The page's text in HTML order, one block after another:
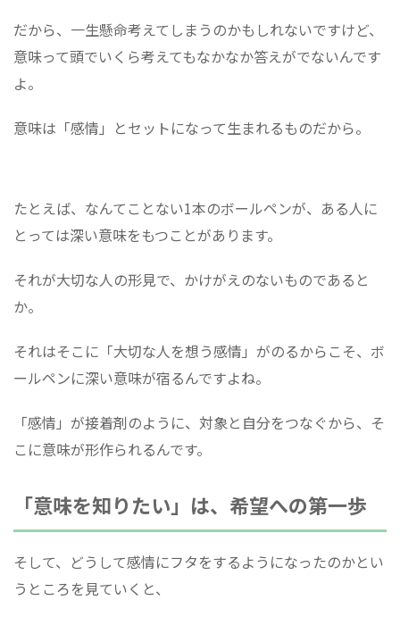
だから、一生懸命考えてしまうのかもしれないですけど、
意味って頭でいくら考えてもなかなか答えがでないんです
よ。
意味は「感情」とセットになって生まれるものだから。
たとえば、なんてことない1本のボールペンが、ある人に
とっては深い意味をもつことがあります。
それが大切な人の形見で、かけがえのないものであると
か。
それはそこに「大切な人を想う感情」がのるからこそ、ボ
ールペンに深い意味が宿るんですよね。
「感情」が接着剤のように、対象と自分をつなぐから、そ
こに意味が形作られるんです。
「意味を知りたい」は、希望への第一歩
そして、どうして感情にフタをするようになったのかとい
うところを見ていくと、